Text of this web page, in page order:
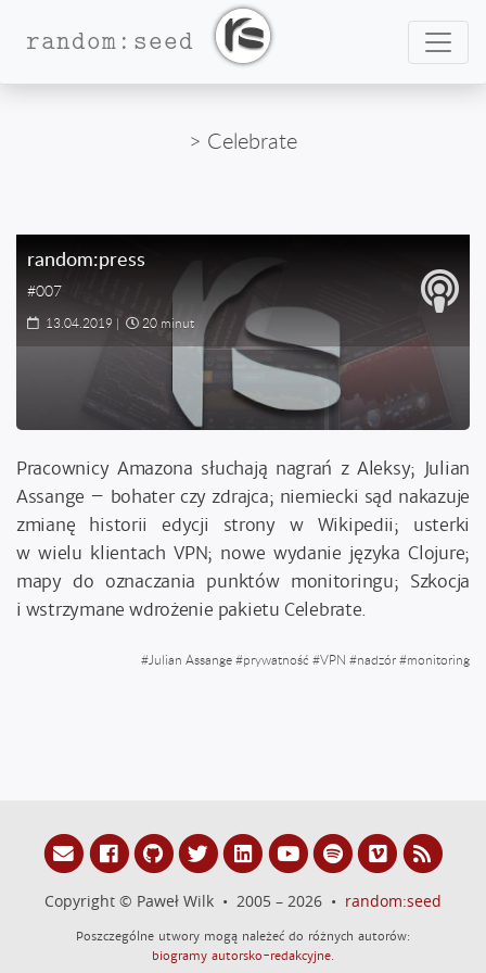
random:seed
> Celebrate
random:press
#007
13.04.2019 | 20 minut
Pracownicy Amazona słuchają nagrań z Aleksy; Julian
Assange – bohater czy zdrajca; niemiecki sąd nakazuje
zmianę historii edycji strony w Wikipedii; usterki
w wielu klientach VPN; nowe wydanie języka Clojure;
mapy do oznaczania punktów monitoringu; Szkocja
i wstrzymane wdrożenie pakietu Celebrate.
#Julian Assange#prywatność #VPN #nadzór#monitoring
Copyright © Paweł Wilk • 2005 – 2026 • random:seed
Poszczególne utwory mogą należeć do różnych autorów:
biogramy autorsko-redakcyjne